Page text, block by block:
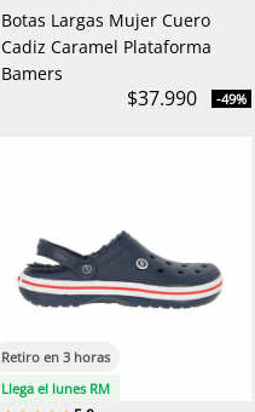
Botas Largas Mujer Cuero
Cadiz Caramel Plataforma
Bamers
$37.990 -49%
Retiro en 3 horas
Llega el lunes RM